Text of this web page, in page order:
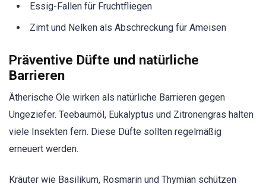
Essig-Fallen für Fruchtfliegen
Zimt und Nelken als Abschreckung für Ameisen
Präventive Düfte und natürliche
Barrieren
Ätherische Öle wirken als natürliche Barrieren gegen
Ungeziefer. Teebaumöl, Eukalyptus und Zitronengras halten
viele Insekten fern. Diese Düfte sollten regelmäßig
erneuert werden.
Kräuter wie Basilikum, Rosmarin und Thymian schützen